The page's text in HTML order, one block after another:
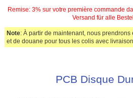
Remise: 3% sur votre première commande
Versand für alle
Note: À partir de maintenant, nous
et de douane pour tous les colis avec
PCB Disque